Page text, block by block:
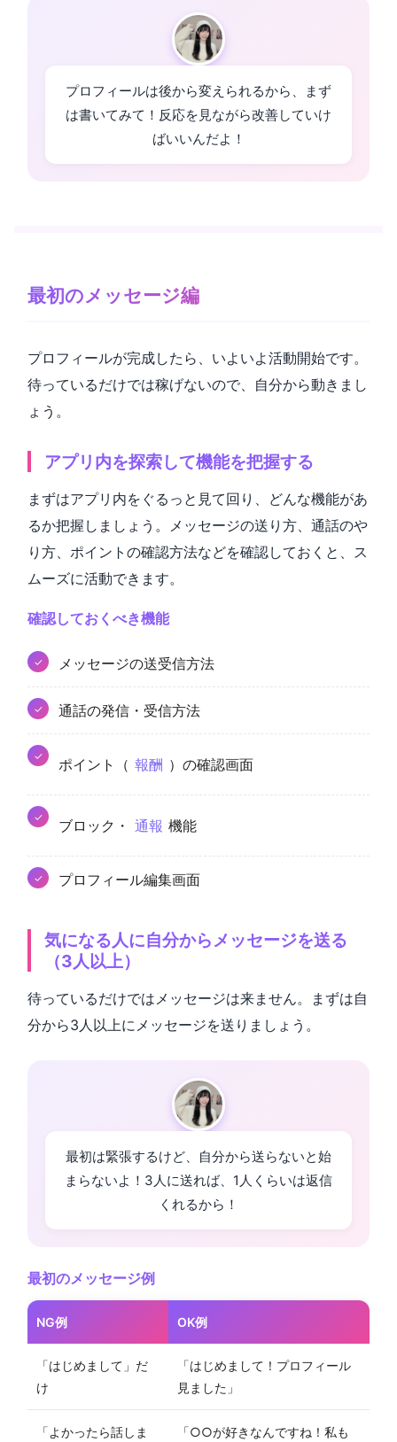
プロフィールは後から変えられるから、まず
は書いてみて！反応を見ながら改善していけ
ばいいんだよ！
最初のメッセージ編
プロフィールが完成したら、いよいよ活動開始です。
待っているだけでは稼げないので、自分から動きまし
ょう。
アプリ内を探索して機能を把握する
まずはアプリ内をぐるっと見て回り、どんな機能があ
るか把握しましょう。メッセージの送り方、通話のや
り方、ポイントの確認方法などを確認しておくと、ス
ムーズに活動できます。
確認しておくべき機能
メッセージの送受信方法
通話の発信・受信方法
ポイント（ 報酬 ）の確認画面
ブロック・ 通報 機能
プロフィール編集画面
気になる人に自分からメッセージを送る
（3人以上）
待っているだけではメッセージは来ません。まずは自
分から3人以上にメッセージを送りましょう。
最初は緊張するけど、自分から送らないと始
まらないよ！3人に送れば、1人くらいは返信
くれるから！
最初のメッセージ例
NG例 OK例
「はじめまして」だ
け
「はじめまして！プロフィール
見ました」
「よかったら話しま
「○○が好きなんですね！私も